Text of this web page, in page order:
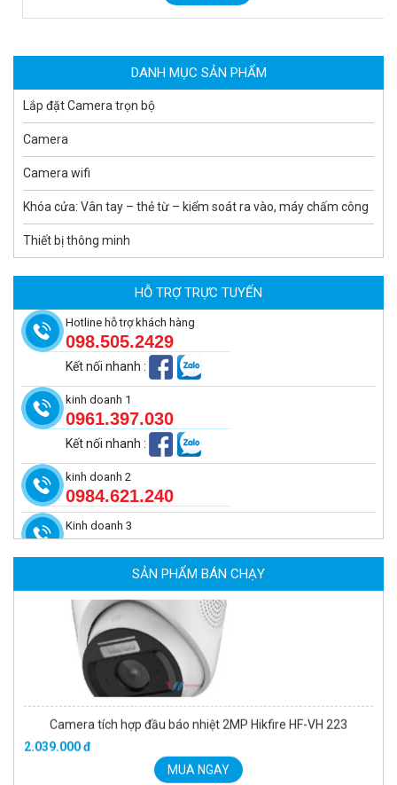
DANH MỤC SẢN PHẨM
Lắp đặt Camera trọn bộ
Camera
Camera wifi
Khóa cửa: Vân tay – thẻ từ – kiểm soát ra vào, máy chấm công
Thiết bị thông minh
HỖ TRỢ TRỰC TUYẾN
Hotline hỗ trợ khách hàng
098.505.2429
Kết nối nhanh :
kinh doanh 1
0961.397.030
Kết nối nhanh :
kinh doanh 2
0984.621.240
Kinh doanh 3
SẢN PHẨM BÁN CHẠY
Camera tích hợp đầu báo nhiệt 2MP Hikfire HF-VH 221
1.679.000 đ
MUA NGAY
Camera tích hợp đầu báo nhiệt 2MP Hikfire HF-VH 223
MUA NGAY